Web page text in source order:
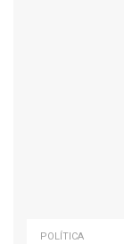
POLÍTICA